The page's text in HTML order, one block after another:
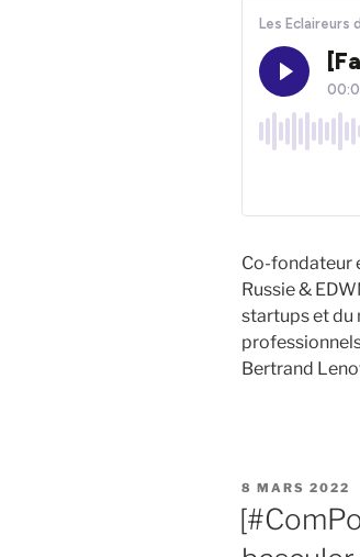
Co-fondateur
Russie &
startups et du
Bertrand
PUBLIÉ
LE
8 MARS 2022